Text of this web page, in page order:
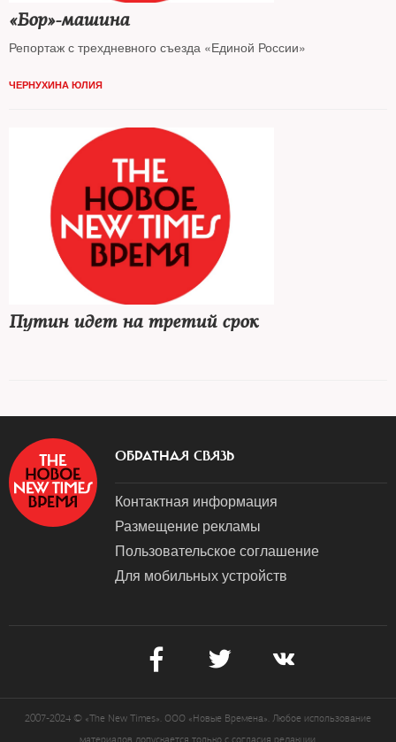
«Бор»-машина
Репортаж с трехдневного съезда «Единой России»
ЧЕРНУХИНА ЮЛИЯ
Путин идет на третий срок
ОБРАТНАЯ СВЯЗЬ
Контактная информация
Размещение рекламы
Пользовательское соглашение
Для мобильных устройств
2007-2024 © «The New Times». ООО «Новые Времена». Любое использование
материалов допускается только с согласия редакции.